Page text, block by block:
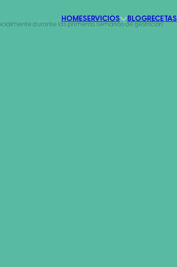
HOMESERVICIOS BLOGRECETAS
durante las primeras semanas de gestación.